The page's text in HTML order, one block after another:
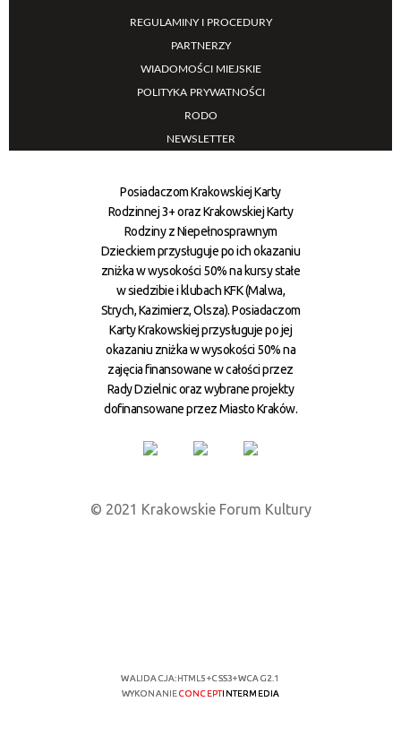
REGULAMINY I PROCEDURY
PARTNERZY
WIADOMOŚCI MIEJSKIE
POLITYKA PRYWATNOŚCI
RODO
NEWSLETTER
Posiadaczom Krakowskiej Karty
Rodzinnej 3+ oraz Krakowskiej Karty
Rodziny z Niepełnosprawnym
Dzieckiem przysługuje po ich okazaniu
zniżka w wysokości 50% na kursy stałe
w siedzibie i klubach KFK (Malwa,
Strych, Kazimierz, Olsza). Posiadaczom
Karty Krakowskiej przysługuje po jej
okazaniu zniżka w wysokości 50% na
zajęcia finansowane w całości przez
Rady Dzielnic oraz wybrane projekty
dofinansowane przez Miasto Kraków.
© 2021 Krakowskie Forum Kultury
WALIDACJA: HTML5+CSS3+WCAG 2.1
WYKONANIECONCEPTINTERMEDIA